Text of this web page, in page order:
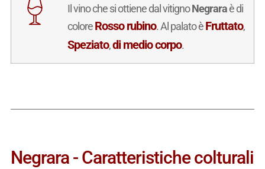
Il vino che si ottiene dal vitignoNegraraè di
coloreRosso rubino. Al palato èFruttato,
Speziato,di medio corpo.
Negrara - Caratteristiche colturali